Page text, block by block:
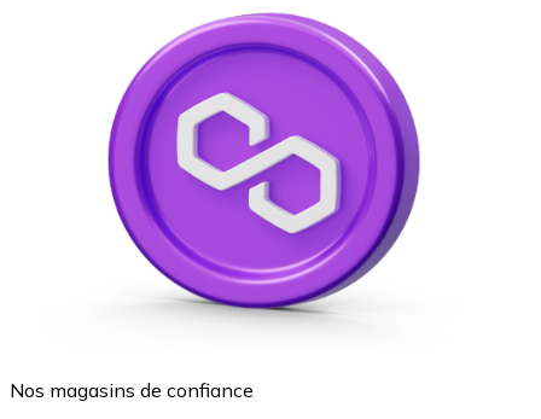
Nos magasins de confiance